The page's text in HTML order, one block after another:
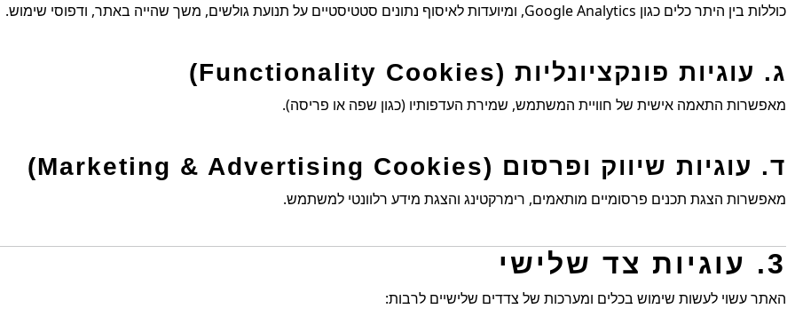
כוללות בין היתר כלים כגון Google Analytics, ומיועדות לאיסוף נתונים סטטיסטיים על תנועת גולשים, משך שהייה באתר, ודפוסי שימוש.
ג. עוגיות פונקציונליות (Functionality Cookies)
מאפשרות התאמה אישית של חוויית המשתמש, שמירת העדפותיו (כגון שפה או פריסה).
ד. עוגיות שיווק ופרסום (Marketing & Advertising Cookies)
מאפשרות הצגת תכנים פרסומיים מותאמים, רימרקטינג והצגת מידע רלוונטי למשתמש.
3. עוגיות צד שלישי
האתר עשוי לעשות שימוש בכלים ומערכות של צדדים שלישיים לרבות: